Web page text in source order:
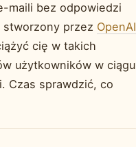
maili bez odpowiedzi
stworzony przez OpenAI
cię w takich
użytkowników w ciągu
Czas sprawdzić, co